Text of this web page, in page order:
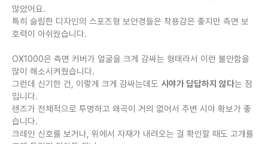
많았어요.
특히 슬림한 디자인의 스포츠형 보안경들은 착용감은 좋지만 측면 보
호력이 아쉬웠습니다.
OX1000은 측면 커버가 얼굴을 크게 감싸는 형태라서 이런 불안함을
많이 해소시켜줬습니다.
그런데 신기한 건, 이렇게 크게 감싸는데도 시야가 답답하지 않다는 점
입니다.
렌즈가 전체적으로 투명하고 왜곡이 거의 없어서 주변 시야 확보가 좋
습니다.
크레인 신호를 보거나, 위에서 자재가 내려오는 걸 확인할 때도 고개를